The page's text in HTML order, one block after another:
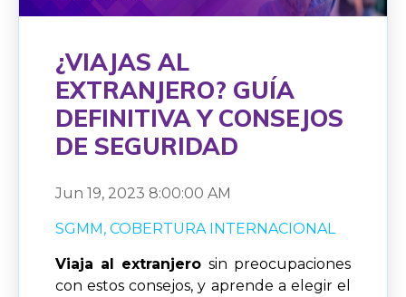
¿VIAJAS AL
EXTRANJERO? GUÍA
DEFINITIVA Y CONSEJOS
DE SEGURIDAD
Jun 19, 2023 8:00:00 AM
SGMM COBERTURA INTERNACIONAL
Viaja al extranjero sin preocupaciones
con estos consejos, y aprende a elegir el